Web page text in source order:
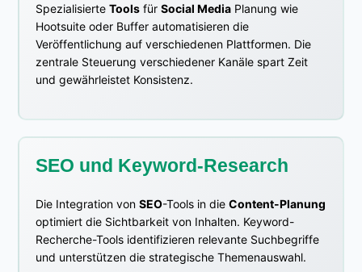
SpezialisierteTools fürSocial Media Planung wie
Hootsuite oder Buffer automatisieren die
Veröffentlichung auf verschiedenen Plattformen. Die
zentrale Steuerung verschiedener Kanäle spart Zeit
und gewährleistet Konsistenz.
SEO und Keyword-Research
Die Integration vonSEO-Tools in dieContent-Planung
optimiert die Sichtbarkeit von Inhalten. Keyword-
Recherche-Tools identifizieren relevante Suchbegriffe
und unterstützen die strategische Themenauswahl.